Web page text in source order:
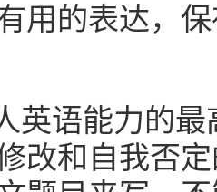
用的表达，
英语能力的
改和自我否